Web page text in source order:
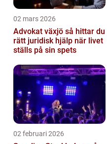
02 mars 2026
Advokat växjö så hittar du
rätt juridisk hjälp när livet
ställs på sin spets
02 februari 2026